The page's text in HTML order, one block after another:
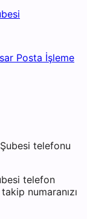
Posta İşleme
telefonu
telefon
numaranızı